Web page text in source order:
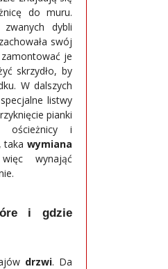
do muru.
dybli
swój
je
skrzydło, by
W dalszych
listwy
pianki
ościeżnicy i
taka wymiana
wynająć
i gdzie
drzwi. Da